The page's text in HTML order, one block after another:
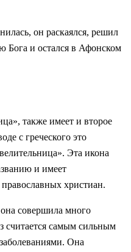
он раскаялся, решил
Бога и остался в Афонском
также имеет и второе
с греческого это
Эта икона
и имеет
христиан.
она совершила много
считается самым сильным
Она